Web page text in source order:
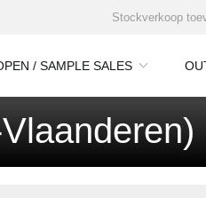
Stockverkoop
/ SAMPLE SALES